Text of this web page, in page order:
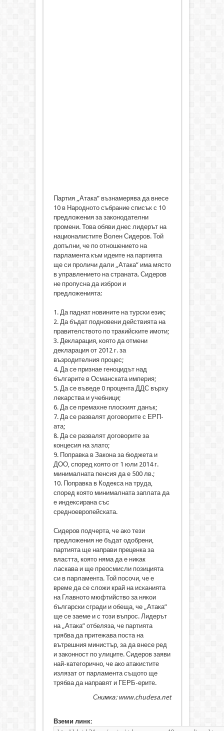
Партия „Атака” възнамерява да внесе
10 в Народното събрание списък с 10
предложения за законодателни
промени. Това обяви днес лидерът на
националистите Волен Сидеров. Той
допълни, че по отношението на
парламента към идеите на партията
ще си проличи дали „Атака” има място
в управлението на страната. Сидеров
не пропусна да изброи и
предложенията:
1. Да паднат новините на турски език;
2. Да бъдат подновени действията на
правителството по тракийските имоти;
3. Декларация, която да отмени
декларация от 2012 г. за
възродителния процес;
4. Да се признае геноцидът над
българите в Османската империя;
5. Да се въведе 0 процента ДДС върху
лекарства и учебници;
6. Да се премахне плоският данък;
7. Да се развалят договорите с ЕРП-
ата;
8. Да се развалят договорите за
концесия на злато;
9. Поправка в Закона за бюджета и
ДОО, според която от 1 юли 2014 г.
минималната пенсия да е 500 лв.;
10. Поправка в Кодекса на труда,
според която минималната заплата да
е индексирана със
средноевропейската.
Сидеров подчерта, че ако тези
предложения не бъдат одобрени,
партията ще направи преценка за
властта, която няма да е никак
ласкава и ще преосмисли позицията
си в парламента. Той посочи, че е
време да се сложи край на исканията
на Главното мюфтийство за някои
български сгради и обеща, че „Атака”
ще се заеме и с този въпрос. Лидерът
на „Атака” отбеляза, че партията
трябва да притежава поста на
вътрешния министър, за да внесе ред
и законност по улиците. Сидеров заяви
най-категорично, че ако атакистите
излязат от парламента същото ще
трябва да направят и ГЕРБ-ерите.
Снимка: www.chudesa.net
Вземи линк: